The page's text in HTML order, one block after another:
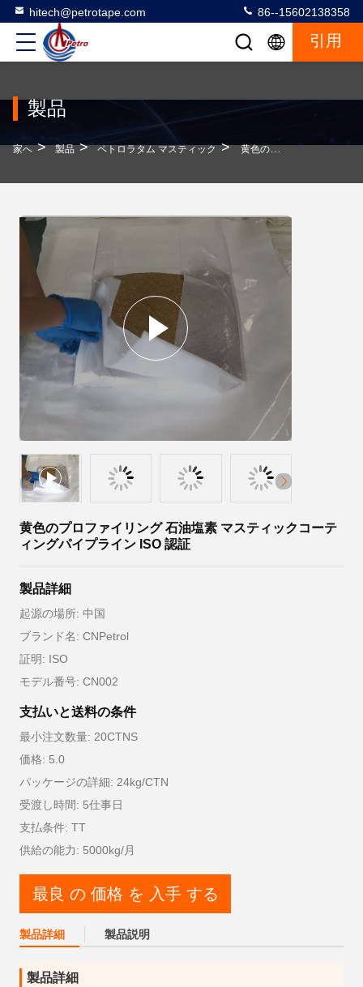
hitech@petrotape.com 86--15602138358
引用
製品
家へ > 製品 > ペトロラタム マスティック > 黄色のプロファイリング 石油塩素 マスティックコーティングパイプライン ISO 認証
黄色のプロファイリング 石油塩素 マスティックコーテ
ィングパイプライン ISO 認証
製品詳細
起源の場所: 中国
ブランド名: CNPetrol
証明: ISO
モデル番号: CN002
支払いと送料の条件
最小注文数量: 20CTNS
価格: 5.0
パッケージの詳細: 24kg/CTN
受渡し時間: 5仕事日
支払条件: TT
供給の能力: 5000kg/月
最良 の 価格 を 入手 する
製品詳細 製品説明
製品詳細